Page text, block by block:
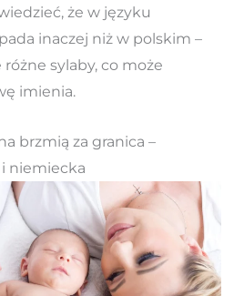
że w języku
inaczej niż w polskim –
sylaby, co może
imienia.
brzmią za granica –
niemiecka